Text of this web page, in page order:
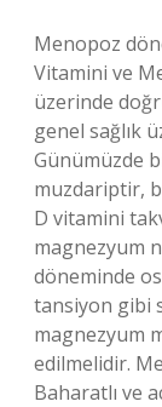
Menopoz
Vitamini ve
üzerinde
genel sağlık
Günümüzde
muzdariptir,
D vitamini
magnezyum
döneminde
tansiyon gibi
magnezyum
edilmelidir.
Baharatlı ve